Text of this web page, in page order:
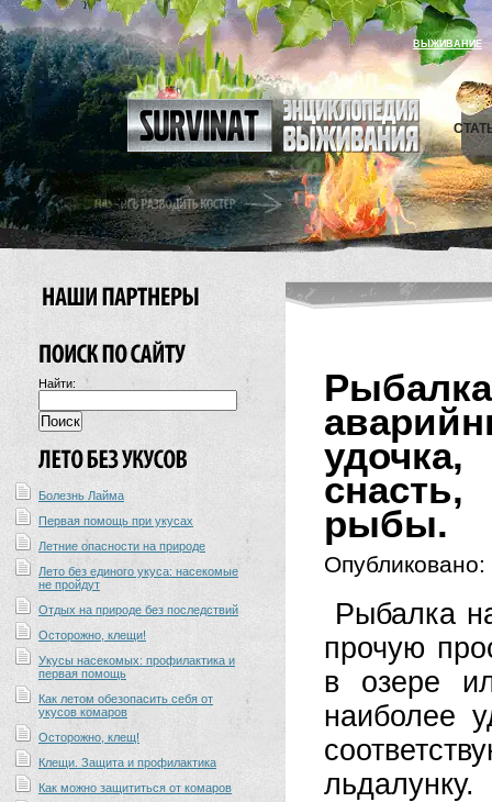
ВЫЖИВАНИЕ
Найти:
Болезнь Лайма
Первая помощь при укусах
Летние опасности на природе
Лето без единого укуса: насекомые
не пройдут
Отдых на природе без последствий
Осторожно, клещи!
Укусы насекомых: профилактика и
первая помощь
Как летом обезопасить себя от
укусов комаров
Осторожно, клещ!
Клещи. Защита и профилактика
Как можно защититься от комаров
рыбы.
Опубликовано:
Рыбалка
прочую
в озере
наиболее
льдалунку.